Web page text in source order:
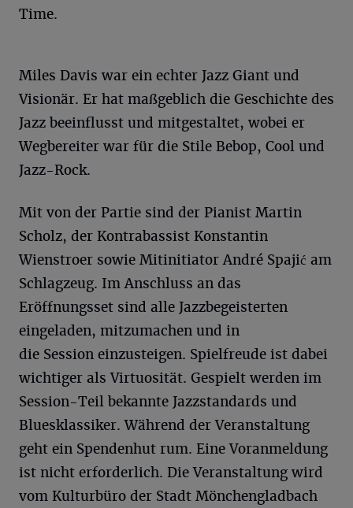
Time.
Miles Davis war ein echter Jazz Giant und
Visionär. Er hat maßgeblich die Geschichte des
Jazz beeinflusst und mitgestaltet, wobei er
Wegbereiter war für die Stile Bebop, Cool und
Jazz-Rock.
Mit von der Partie sind der Pianist Martin
Scholz, der Kontrabassist Konstantin
Wienstroer sowie Mitinitiator André Spajić am
Schlagzeug. Im Anschluss an das
Eröffnungsset sind alle Jazzbegeisterten
eingeladen, mitzumachen und in
die Session einzusteigen. Spielfreude ist dabei
wichtiger als Virtuosität. Gespielt werden im
Session-Teil bekannte Jazzstandards und
Bluesklassiker. Während der Veranstaltung
geht ein Spendenhut rum. Eine Voranmeldung
ist nicht erforderlich. Die Veranstaltung wird
vom Kulturbüro der Stadt Mönchengladbach